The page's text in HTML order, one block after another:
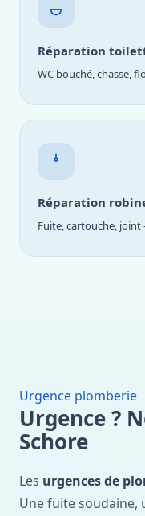
Réparation
WC bouché, chasse,
Réparation
Fuite, cartouche,
Urgence plomberie
Urgence ?
Schore
Les urgences de
Une fuite soudaine,